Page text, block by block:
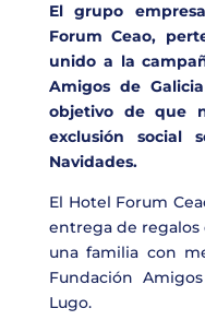
El grupo
Forum Ceao,
unido a la
Amigos de
objetivo de que
exclusión social
Navidades.
El Hotel Forum
entrega de regalos
una familia con
Fundación
Lugo.